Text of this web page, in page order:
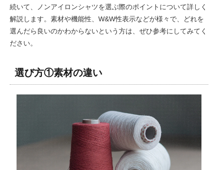
続いて、ノンアイロンシャツを選ぶ際のポイントについて詳しく
解説します。素材や機能性、W&W性表示などが様々で、どれを
選んだら良いのかわからないという方は、ぜひ参考にしてみてく
ださい。
選び方①素材の違い